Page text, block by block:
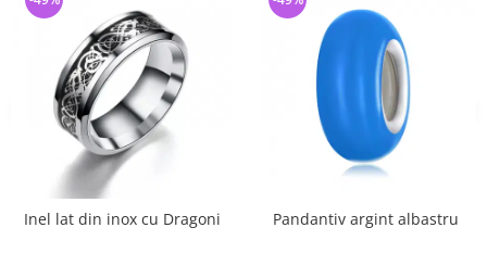
Inel lat din inox cu Dragoni Pandantiv argint albastru